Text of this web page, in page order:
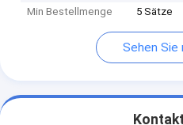
Min Bestellmenge
5 Sätze
Sehen Sie